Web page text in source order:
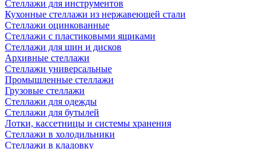
Стеллажи для инструментов
Кухонные стеллажи из нержавеющей стали
Стеллажи оцинкованные
Стеллажи с пластиковыми ящиками
Стеллажи для шин и дисков
Архивные стеллажи
Стеллажи универсальные
Промышленные стеллажи
Грузовые стеллажи
Стеллажи для одежды
Стеллажи для бутылей
Лотки, кассетницы и системы хранения
Стеллажи в холодильники
Стеллажи в кладовку